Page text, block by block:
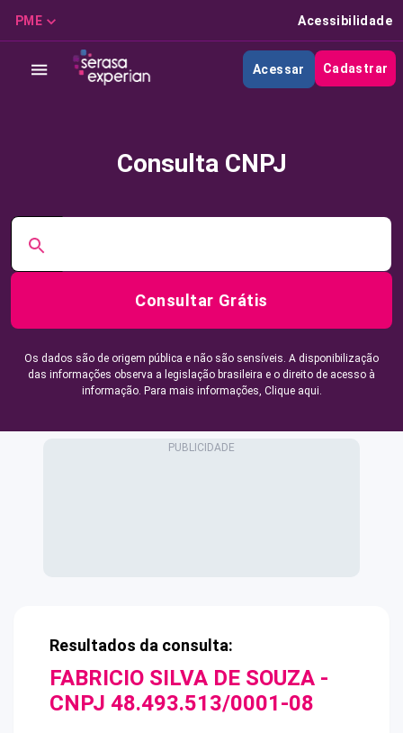
PME Acessibilidade
Acessar Cadastrar
Consulta CNPJ
Consultar Grátis
Os dados são de origem pública e não são sensíveis. A disponibilização
das informações observa a legislação brasileira e o direito de acesso à
informação. Para mais informações, Clique aqui.
Resultados da consulta:
FABRICIO SILVA DE SOUZA -
CNPJ 48.493.513/0001-08